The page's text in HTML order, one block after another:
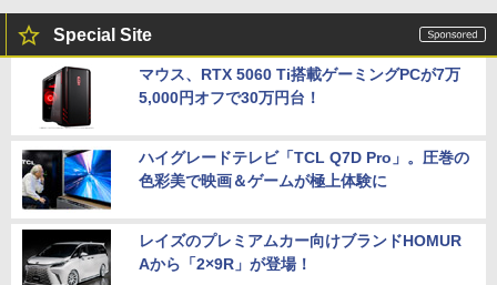
Special Site
マウス、RTX 5060 Ti搭載ゲーミングPCが7万
5,000円オフで30万円台！
ハイグレードテレビ「TCL Q7D Pro」。圧巻の
色彩美で映画＆ゲームが極上体験に
レイズのプレミアムカー向けブランドHOMUR
Aから「2×9R」が登場！